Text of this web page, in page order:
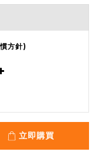
方針)
立即購買